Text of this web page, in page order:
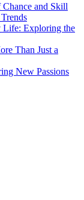
and Skill
Life: Exploring the
Than Just a
New Passions